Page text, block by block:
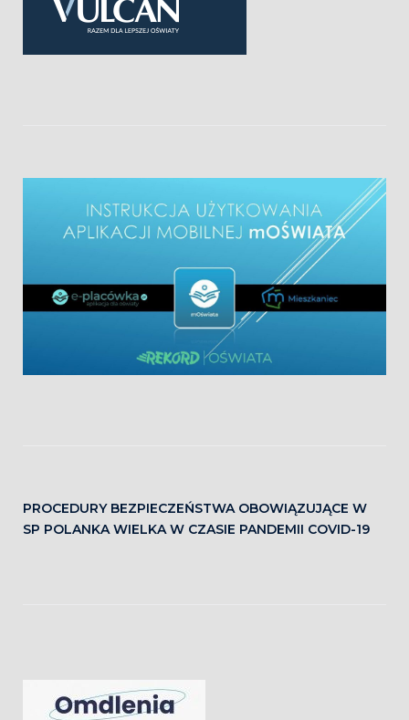
PROCEDURY BEZPIECZEŃSTWA OBOWIĄZUJĄCE W
SP POLANKA WIELKA W CZASIE PANDEMII COVID-19